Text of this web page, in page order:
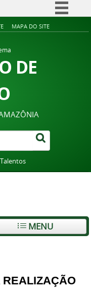
Simplifique!
à informação
Legislação
MAPA DO SITE
DE
MENU
REALIZAÇÃO